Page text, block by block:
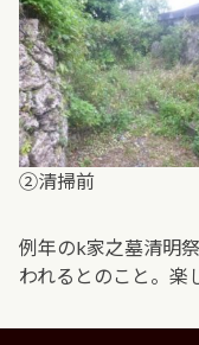
②清掃前
例年のk家之墓清明
われるとのこと。楽